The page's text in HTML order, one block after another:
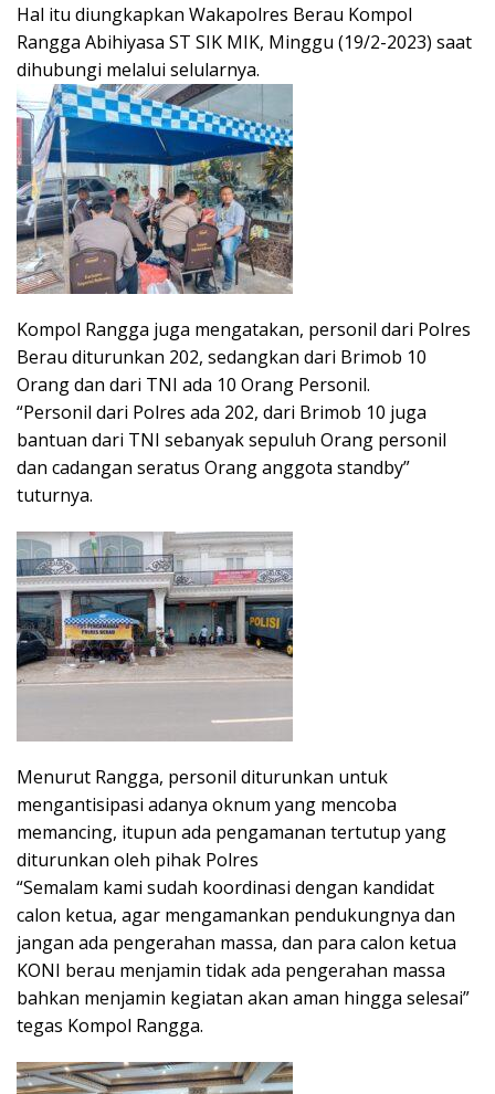
Hal itu diungkapkan Wakapolres Berau Kompol
Rangga Abihiyasa ST SIK MIK, Minggu (19/2-2023) saat
dihubungi melalui selularnya.
Kompol Rangga juga mengatakan, personil dari Polres
Berau diturunkan 202, sedangkan dari Brimob 10
Orang dan dari TNI ada 10 Orang Personil.
“Personil dari Polres ada 202, dari Brimob 10 juga
bantuan dari TNI sebanyak sepuluh Orang personil
dan cadangan seratus Orang anggota standby”
tuturnya.
Menurut Rangga, personil diturunkan untuk
mengantisipasi adanya oknum yang mencoba
memancing, itupun ada pengamanan tertutup yang
diturunkan oleh pihak Polres
“Semalam kami sudah koordinasi dengan kandidat
calon ketua, agar mengamankan pendukungnya dan
jangan ada pengerahan massa, dan para calon ketua
KONI berau menjamin tidak ada pengerahan massa
bahkan menjamin kegiatan akan aman hingga selesai”
tegas Kompol Rangga.